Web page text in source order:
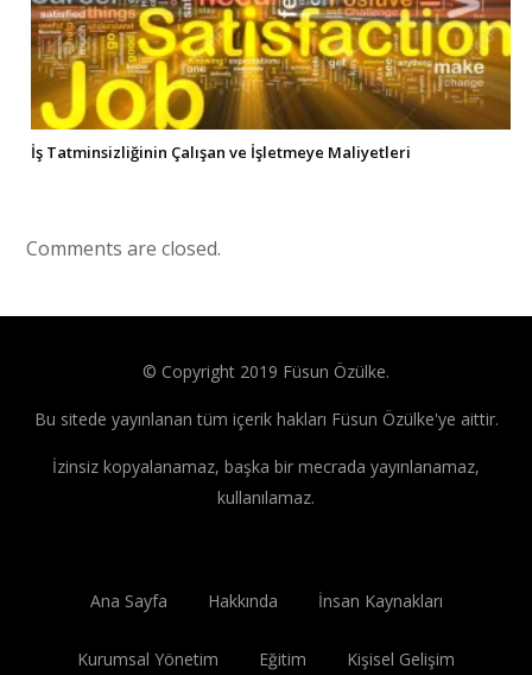
İş Tatminsizliğinin Çalışan ve İşletmeye Maliyetleri
Comments are closed.
© Copyright 2019 Füsun Özülke.
Bu sitede yayınlanan tüm içerik hakları Füsun Özülke'ye aittir.
İzinsiz kopyalanamaz, başka bir mecrada yayınlanamaz,
kullanılamaz.
Ana Sayfa Hakkında İnsan Kaynakları
Kurumsal Yönetim Eğitim Kişisel Gelişim